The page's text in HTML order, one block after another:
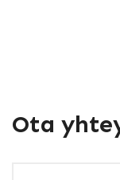
Ota